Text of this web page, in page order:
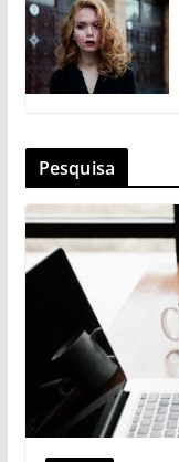
Pesquisa